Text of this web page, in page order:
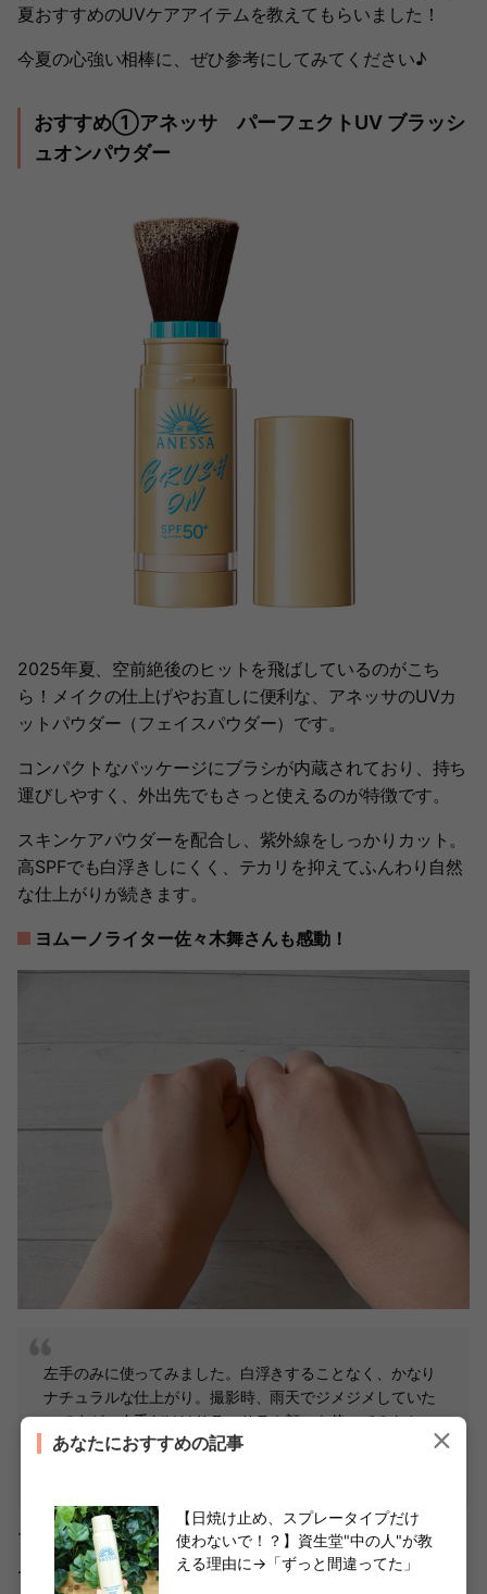
夏おすすめのUVケアアイテムを教えてもらいました！
今夏の心強い相棒に、ぜひ参考にしてみてください♪
おすすめ①アネッサ パーフェクトUV ブラッシ
ュオンパウダー
2025年夏、空前絶後のヒットを飛ばしているのがこち
ら！メイクの仕上げやお直しに便利な、アネッサのUVカ
ットパウダー（フェイスパウダー）です。
コンパクトなパッケージにブラシが内蔵されており、持ち
運びしやすく、外出先でもさっと使えるのが特徴です。
スキンケアパウダーを配合し、紫外線をしっかりカット。
高SPFでも白浮きしにくく、テカリを抑えてふんわり自然
な仕上がりが続きます。
ヨムーノライター佐々木舞さんも感動！
左手のみに使ってみました。白浮きすることなく、かなり
ナチュラルな仕上がり。撮影時、雨天でジメジメしていた
のですが、左手だけはサラッサラ！顔にも使ってみたとこ
ろ、ほんのりカバー力もあって、本当に言うことなし。
マツモトキヨシとココカラファインでの限定発売なので、
見つけたらぜひ試してみてください。
あなたにおすすめの記事
【日焼け止め、スプレータイプだけ
使わないで！？】資生堂"中の人"が教
える理由に→「ずっと間違ってた」